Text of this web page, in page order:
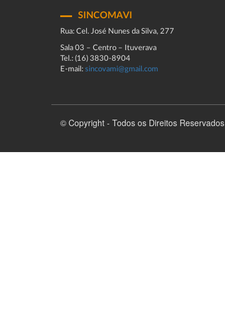
SINCOMAVI
Rua: Cel. José Nunes da Silva, 277
Sala 03 – Centro – Ituverava
Tel.: (16) 3830-8904
E-mail: sincovami@gmail.com
© Copyright - Todos os Direitos Reservados